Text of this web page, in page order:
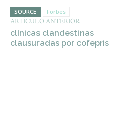
SOURCE Forbes
ARTÍCULO ANTERIOR
clínicas clandestinas
clausuradas por cofepris